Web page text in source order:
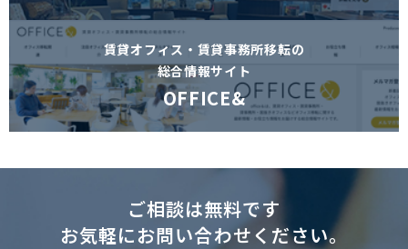
賃貸オフィス・賃貸事務所移転の
総合情報サイト
OFFICE&
ご相談は無料です
お気軽にお問い合わせください。